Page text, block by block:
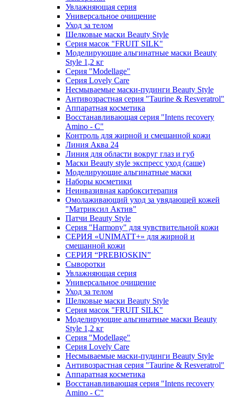
Увлажняющая серия
Универсальное очищение
Уход за телом
Шелковые маски Beauty Style
Серия масок "FRUIT SILK"
Моделирующие альгинатные маски Beauty
Style 1,2 кг
Серия "Modellage"
Cерия Lovely Care
Несмываемые маски-пудинги Beauty Style
Антивозрастная серия "Taurine & Resveratrol"
Аппаратная косметика
Восстанавливающая серия "Intens recovery
Amino - C"
Контроль для жирной и смешанной кожи
Линия Аква 24
Линия для области вокруг глаз и губ
Маски Beauty style экспресс уход (саше)
Моделирующие альгинатные маски
Наборы косметики
Неинвазивная карбокситерапия
Омолаживающий уход за увядающей кожей
"Матриксил Актив"
Патчи Beauty Style
Серия "Harmony" для чувствительной кожи
СЕРИЯ «UNIMATT+» для жирной и
смешанной кожи
СЕРИЯ “PREBIOSKIN”
Сыворотки
Увлажняющая серия
Универсальное очищение
Уход за телом
Шелковые маски Beauty Style
Серия масок "FRUIT SILK"
Моделирующие альгинатные маски Beauty
Style 1,2 кг
Серия "Modellage"
Cерия Lovely Care
Несмываемые маски-пудинги Beauty Style
Антивозрастная серия "Taurine & Resveratrol"
Аппаратная косметика
Восстанавливающая серия "Intens recovery
Amino - C"